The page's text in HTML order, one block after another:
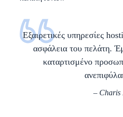
Εξαιρετικές υπηρεσίες
ασφάλεια του πελάτη.
καταρτισμένο
– Charis